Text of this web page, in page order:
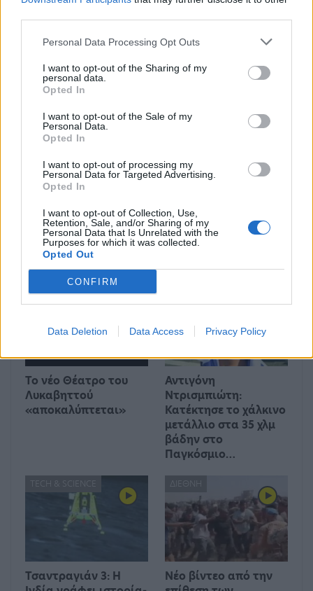
Personal Data Processing Opt Outs
I want to opt-out of the Sharing of my
personal data.
Opted In
I want to opt-out of the Sale of my
Personal Data.
Opted In
I want to opt-out of processing my
Personal Data for Targeted Advertising.
Opted In
I want to opt-out of Collection, Use,
Retention, Sale, and/or Sharing of my
Personal Data that Is Unrelated with the
Purposes for which it was collected.
Opted Out
CONFIRM
Data Deletion Data Access Privacy Policy
ΠΡΟΗΓΟΎΜΕΝΟ ΆΡΘΡΟ
Επιστρέφει μετά την
επανεκλογή του στις
Βρυξέλλες ο Μακρόν: Τα
καλείται να
αντιμετωπίσει η Ένωση
ιστιοπλοΐας: «Όταν
κατήγγειλαν βιασμό»,
κατέθεσε αστυνομικός
Μπορεί επίσης να σε ενδιαφέρει
HISTORY & CULTURE
Το νέο Θέατρο του
Λυκαβηττού
«αποκαλύπτεται»
Αντιγόνη
Ντρισμπιώτη:
Κατέκτησε το χάλκινο
μετάλλιο στα 35 χλμ
βάδην στο
Παγκόσμιο…
TECH & SCIENCE
Τσαντραγιάν 3: Η
ΔΙΕΘΝΉ
Νέο βίντεο από την